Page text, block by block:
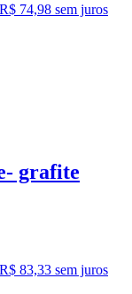
R$ 74,98 sem juros
grafite
R$ 83,33 sem juros